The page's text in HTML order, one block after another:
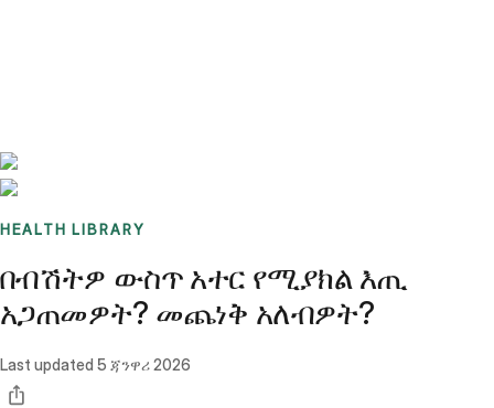
HEALTH LIBRARY
በብሽትዎ ውስጥ አተር የሚያክል እጢ
አጋጠመዎት? መጨነቅ አለብዎት?
Last updated 5 ጃንዋሪ 2026